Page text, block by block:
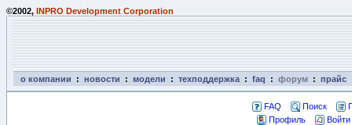
©2002, INPRO Development Corporation
о компании : новости : модели : техподдержка : faq : форум : прайс
FAQ Поиск
Профиль